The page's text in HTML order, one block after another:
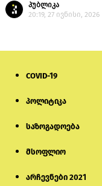
პუბლიკა
20:19, 27 ივნისი, 2026
COVID-19
პოლიტიკა
საზოგადოება
მსოფლიო
არჩევნები 2021